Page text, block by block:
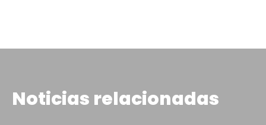
Noticias relacionadas